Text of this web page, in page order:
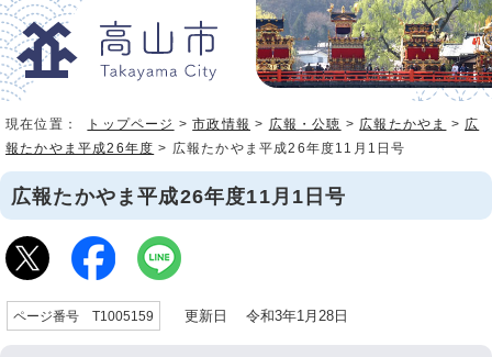
現在位置： トップページ >市政情報 > 広報・公聴 > 広報たかやま > 広
報たかやま平成26年度 > 広報たかやま平成26年度11月1日号
広報たかやま平成26年度11月1日号
ページ番号 T1005159 更新日 令和3年1月28日